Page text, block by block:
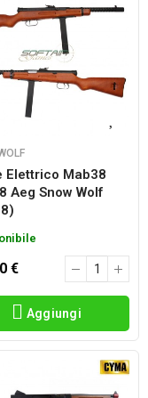
Elettrico Mab38
Aeg Snow Wolf
€
Aggiungi